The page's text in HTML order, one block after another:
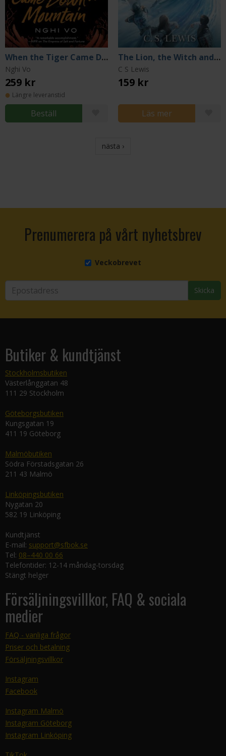
When the Tiger Came Down the Mountain
Nghi Vo
259 kr
Längre leveranstid
Beställ
The Lion, the Witch and the Wardrobe
C S Lewis
159 kr
Läs mer
nästa ›
Prenumerera på vårt nyhetsbrev
Veckobrevet
Skicka
Butiker & kundtjänst
Stockholmsbutiken
Västerlånggatan 48
111 29 Stockholm
Göteborgsbutiken
Kungsgatan 19
411 19 Göteborg
Malmöbutiken
Södra Förstadsgatan 26
211 43 Malmö
Linköpingsbutiken
Nygatan 20
582 19 Linköping
Kundtjänst
E-mail: support@sfbok.se
Tel: 08–440 00 66
Telefontider: 12-14 måndag-torsdag
Stängt helger
Försäljningsvillkor, FAQ & sociala
medier
FAQ - vanliga frågor
Priser och betalning
Försäljningsvillkor
Instagram
Facebook
Instagram Malmö
Instagram Göteborg
Instagram Linköping